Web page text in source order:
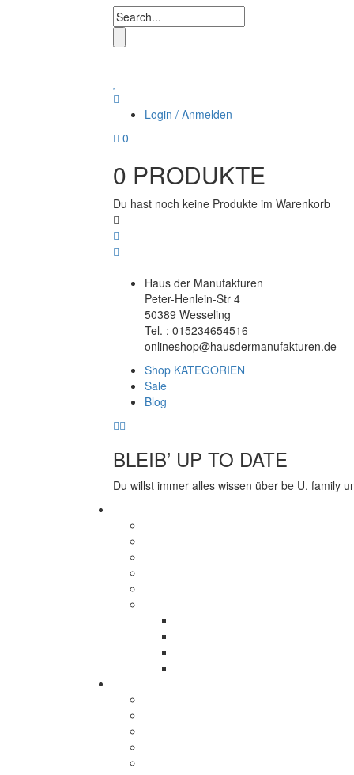
Login / Anmelden
0
0 PRODUKTE
Du hast noch keine Produkte im Warenkorb
Haus der Manufakturen
Peter-Henlein-Str 4
50389 Wesseling
Tel. : 015234654516
onlineshop@hausdermanufakturen.de
Shop KATEGORIEN
Sale
Blog
BLEIB’ UP TO DATE
Du willst immer alles wissen über be U. family